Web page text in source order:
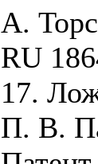
А.
RU
17.
П. В.